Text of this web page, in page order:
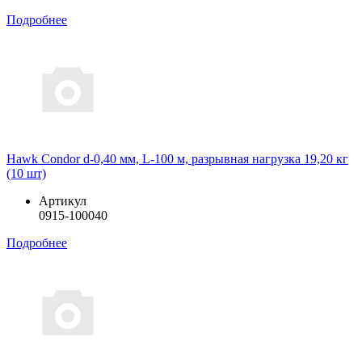
Подробнее
Hawk Condor d-0,40 мм, L-100 м, разрывная нагрузка 19,20 кг
(10 шт)
Артикул
0915-100040
Подробнее